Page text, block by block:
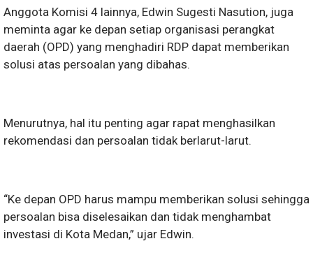
Anggota Komisi 4 lainnya, Edwin Sugesti Nasution, juga
meminta agar ke depan setiap organisasi perangkat
daerah (OPD) yang menghadiri RDP dapat memberikan
solusi atas persoalan yang dibahas.
Menurutnya, hal itu penting agar rapat menghasilkan
rekomendasi dan persoalan tidak berlarut-larut.
“Ke depan OPD harus mampu memberikan solusi sehingga
persoalan bisa diselesaikan dan tidak menghambat
investasi di Kota Medan,” ujar Edwin.